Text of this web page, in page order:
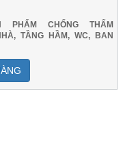
PHẨM CHỐNG THẤM
TẦNG HẦM, WC, BAN